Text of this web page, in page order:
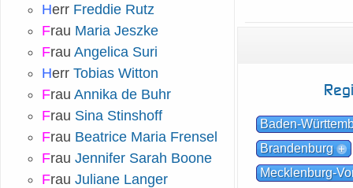
Baden-
Brandenburg
Mecklenburg-
Herr Freddie Rutz
Frau Maria Jeszke
Frau Angelica Suri
Herr Tobias Witton
Frau Annika de Buhr
Frau Sina Stinshoff
Frau Beatrice Maria Frensel
Frau Jennifer Sarah Boone
Frau Juliane Langer